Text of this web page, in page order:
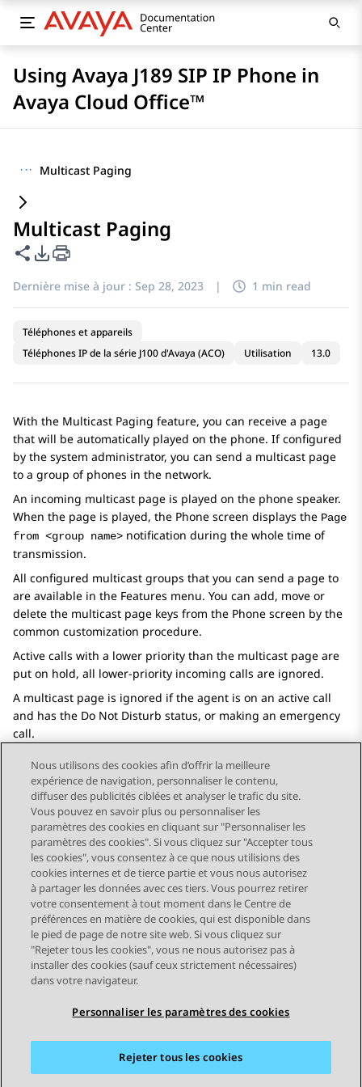
Using Avaya J189 SIP IP Phone in
Avaya Cloud Office™
··· Multicast Paging
Multicast Paging
Partager cette page
Options d'exportation PDF
Dernière mise à jour : Sep 28, 2023 | 1 min read
Téléphones et appareils
Téléphones IP de la série J100 d'Avaya (ACO)
Utilisation 13.0
With the Multicast Paging feature, you can receive a page
that will be automatically played on the phone. If configured
by the system administrator, you can send a multicast page
to a group of phones in the network.
An incoming multicast page is played on the phone speaker.
When the page is played, the Phone screen displays the Page
from <group name> notification during the whole time of
transmission.
All configured multicast groups that you can send a page to
are available in the Features menu. You can add, move or
delete the multicast page keys from the Phone screen by the
common customization procedure.
Active calls with a lower priority than the multicast page are
put on hold, all lower-priority incoming calls are ignored.
A multicast page is ignored if the agent is on an active call
and has the Do Not Disturb status, or making an emergency
call.
Send Feedback
Navigation par sujet
Sujet précédent Sujet suivant
STAY CONNECTED
Conditions d'utilisation
Nous utilisons des cookies afin d’offrir la meilleure
expérience de navigation, personnaliser le contenu,
diffuser des publicités ciblées et analyser le trafic du site.
Vous pouvez en savoir plus ou personnaliser les
paramètres des cookies en cliquant sur "Personnaliser les
paramètres des cookies". Si vous cliquez sur "Accepter tous
les cookies", vous consentez à ce que nous utilisions des
cookies internes et de tierce partie et vous nous autorisez
à partager les données avec ces tiers. Vous pourrez retirer
votre consentement à tout moment dans le Centre de
préférences en matière de cookies, qui est disponible dans
le pied de page de notre site web. Si vous cliquez sur
"Rejeter tous les cookies", vous ne nous autorisez pas à
installer des cookies (sauf ceux strictement nécessaires)
dans votre navigateur.
Personnaliser les paramètres des cookies
Rejeter tous les cookies